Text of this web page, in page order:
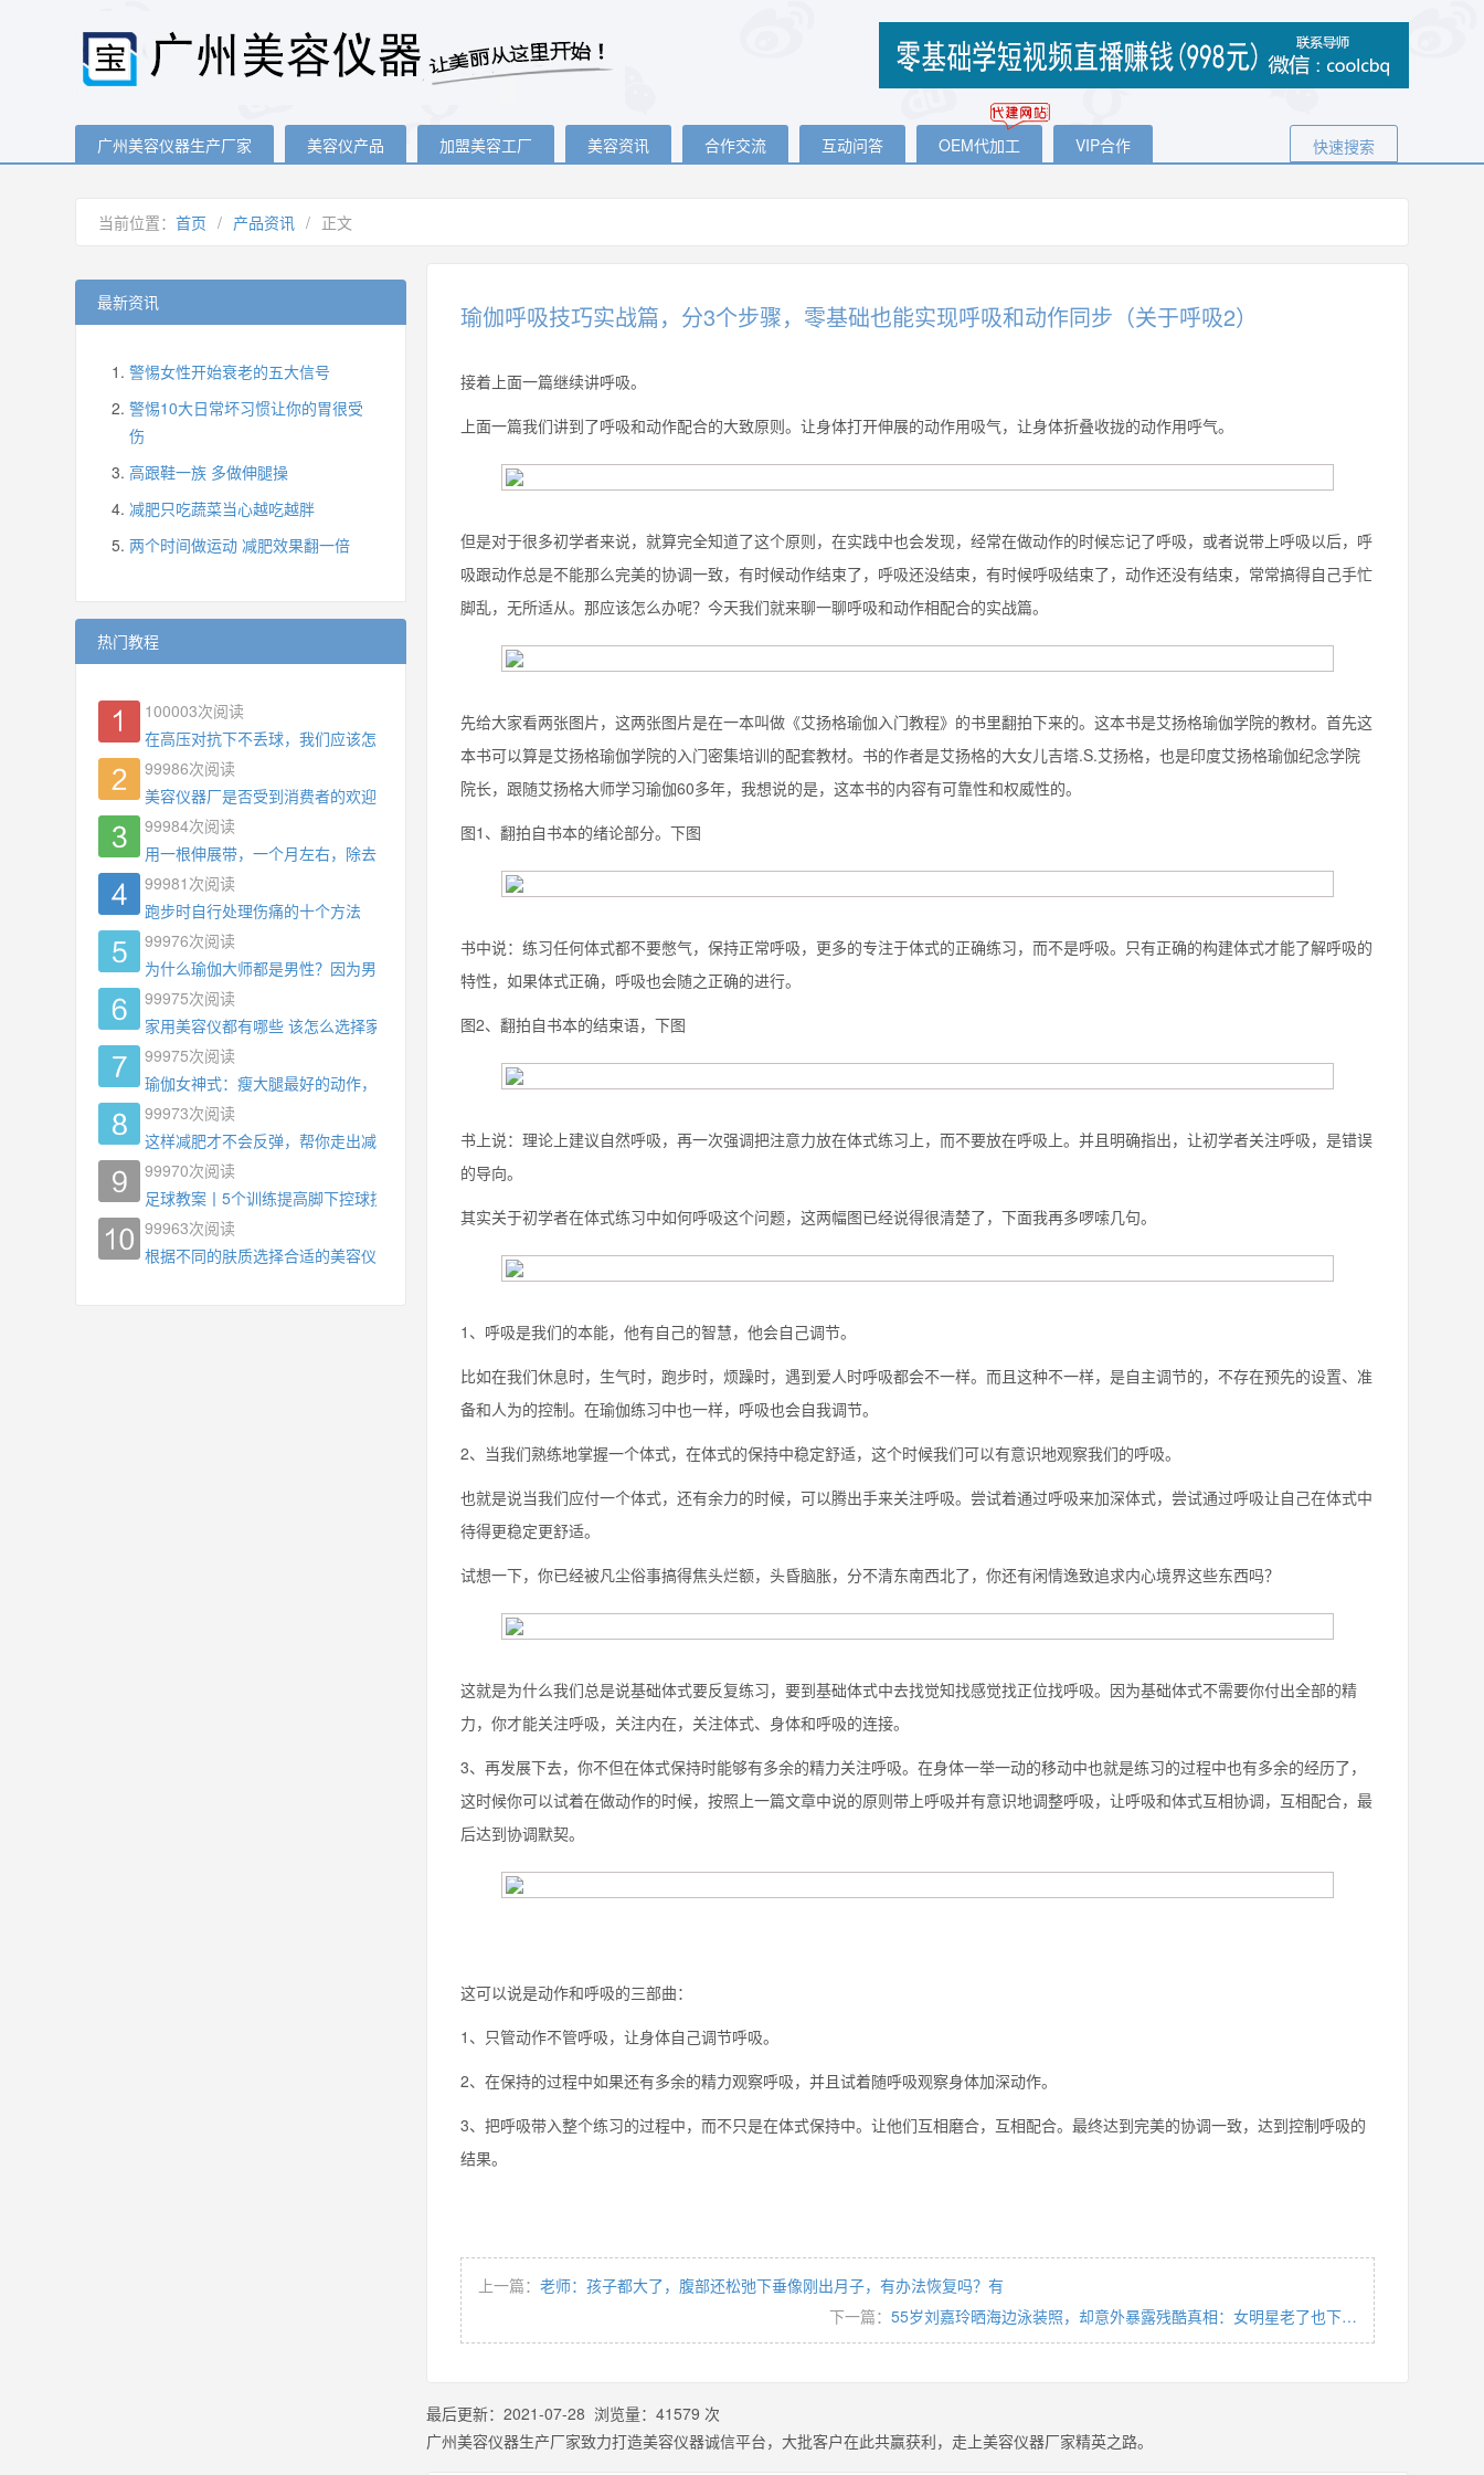
广州美容仪器生产厂家 美容仪产品 加盟美容工厂 美容资讯 合作交流 互动问答 OEM代加工 VIP合作 快速搜索
当前位置： 首页 / 产品资讯 / 正文
瑜伽呼吸技巧实战篇，分3个步骤，零基础也能实现呼吸和动作同步（关于呼吸2）
接着上面一篇继续讲呼吸。
上面一篇我们讲到了呼吸和动作配合的大致原则。让身体打开伸展的动作用吸气，让身体折叠收拢的动作用呼气。
但是对于很多初学者来说，就算完全知道了这个原则，在实践中也会发现，经常在做动作的时候忘记了呼吸，或者说带上呼吸以后，呼
吸跟动作总是不能那么完美的协调一致，有时候动作结束了，呼吸还没结束，有时候呼吸结束了，动作还没有结束，常常搞得自己手忙
脚乱，无所适从。那应该怎么办呢？今天我们就来聊一聊呼吸和动作相配合的实战篇。
先给大家看两张图片，这两张图片是在一本叫做《艾扬格瑜伽入门教程》的书里翻拍下来的。这本书是艾扬格瑜伽学院的教材。首先这
本书可以算是艾扬格瑜伽学院的入门密集培训的配套教材。书的作者是艾扬格的大女儿吉塔.S.艾扬格，也是印度艾扬格瑜伽纪念学院
院长，跟随艾扬格大师学习瑜伽60多年，我想说的是，这本书的内容有可靠性和权威性的。
图1、翻拍自书本的绪论部分。下图
书中说：练习任何体式都不要憋气，保持正常呼吸，更多的专注于体式的正确练习，而不是呼吸。只有正确的构建体式才能了解呼吸的
特性，如果体式正确，呼吸也会随之正确的进行。
图2、翻拍自书本的结束语，下图
书上说：理论上建议自然呼吸，再一次强调把注意力放在体式练习上，而不要放在呼吸上。并且明确指出，让初学者关注呼吸，是错误
的导向。
其实关于初学者在体式练习中如何呼吸这个问题，这两幅图已经说得很清楚了，下面我再多啰嗦几句。
1、呼吸是我们的本能，他有自己的智慧，他会自己调节。
比如在我们休息时，生气时，跑步时，烦躁时，遇到爱人时呼吸都会不一样。而且这种不一样，是自主调节的，不存在预先的设置、准
备和人为的控制。在瑜伽练习中也一样，呼吸也会自我调节。
2、当我们熟练地掌握一个体式，在体式的保持中稳定舒适，这个时候我们可以有意识地观察我们的呼吸。
也就是说当我们应付一个体式，还有余力的时候，可以腾出手来关注呼吸。尝试着通过呼吸来加深体式，尝试通过呼吸让自己在体式中
待得更稳定更舒适。
试想一下，你已经被凡尘俗事搞得焦头烂额，头昏脑胀，分不清东南西北了，你还有闲情逸致追求内心境界这些东西吗？
这就是为什么我们总是说基础体式要反复练习，要到基础体式中去找觉知找感觉找正位找呼吸。因为基础体式不需要你付出全部的精
力，你才能关注呼吸，关注内在，关注体式、身体和呼吸的连接。
3、再发展下去，你不但在体式保持时能够有多余的精力关注呼吸。在身体一举一动的移动中也就是练习的过程中也有多余的经历了，
这时候你可以试着在做动作的时候，按照上一篇文章中说的原则带上呼吸并有意识地调整呼吸，让呼吸和体式互相协调，互相配合，最
后达到协调默契。
这可以说是动作和呼吸的三部曲：
1、只管动作不管呼吸，让身体自己调节呼吸。
2、在保持的过程中如果还有多余的精力观察呼吸，并且试着随呼吸观察身体加深动作。
3、把呼吸带入整个练习的过程中，而不只是在体式保持中。让他们互相磨合，互相配合。最终达到完美的协调一致，达到控制呼吸的
结果。
上一篇： 老师：孩子都大了，腹部还松弛下垂像刚出月子，有办法恢复吗？有
下一篇： 55岁刘嘉玲晒海边泳装照，却意外暴露残酷真相：女明星老了也下…
最后更新： 2021-07-28 浏览量： 41579 次
广州美容仪器生产厂家致力打造美容仪器诚信平台，大批客户在此共赢获利，走上美容仪器厂家精英之路。
最新资讯
警惕女性开始衰老的五大信号
警惕10大日常坏习惯让你的胃很受
伤
高跟鞋一族 多做伸腿操
减肥只吃蔬菜当心越吃越胖
两个时间做运动 减肥效果翻一倍
热门教程
100003次阅读
在高压对抗下不丢球，我们应该怎么练?
99986次阅读
美容仪器厂是否受到消费者的欢迎
99984次阅读
用一根伸展带，一个月左右，除去了手臂拜拜肉，背也变薄了
99981 次阅读
跑步时自行处理伤痛的十个方法
99976次阅读
为什么瑜伽大师都是男性？因为男权，让女性失去同等的机会
99975次阅读
家用美容仪都有哪些 该怎么选择家用美容仪
99975次阅读
瑜伽女神式：瘦大腿最好的动作，没有之一，为什么你练了没效果？
99973次阅读
这样减肥才不会反弹，帮你走出减肥瓶颈
99970次阅读
足球教案丨5个训练提高脚下控球技术
99963次阅读
根据不同的肤质选择合适的美容仪器